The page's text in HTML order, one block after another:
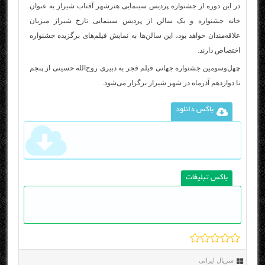
در این دوره از جشنواره پردیس سینمایی هنرشهر آفتاب شیراز به عنوان
خانه جشنواره و یک سالن از پردیس سینمایی تارخ شیراز میزبان
علاقه‌مندان خواهد بود، این سالن‌ها به نمایش فیلم‌های برگزیده جشنواره
اختصاص دارند.
چهل‌وسومین جشنواره جهانی فیلم فجر به دبیری روح‌الله حسینی از پنجم
تا دوازدهم آذرماه در شهر شیراز برگزار می‌شود.
باکس دانلود
باکس تبلیغات
سریال ایرانی